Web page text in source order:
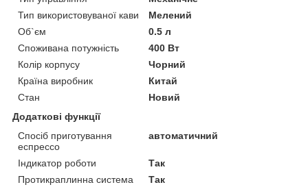
Тип використовуваної кави
Мелений
Об`єм
0.5 л
Споживана потужність
400 Вт
Колір корпусу
Чорний
Країна виробник
Китай
Стан
Новий
Додаткові функції
Спосіб приготування
еспрессо
автоматичний
Індикатор роботи
Так
Протикраплинна система
Так